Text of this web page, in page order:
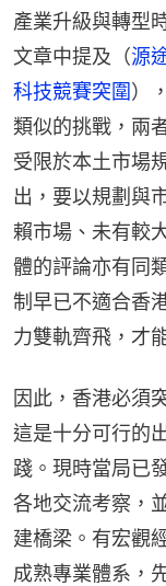
產業升級與轉型
文章中提及（源
科技競賽突圍）
類似的挑戰，兩
受限於本土市場
出，要以規劃與
賴市場、未有較
體的評論亦有同
制早已不適合香
力雙軌齊飛，才
因此，香港必須
這是十分可行的
踐。現時當局已
各地交流考察，
建橋梁。有宏觀
成熟專業體系，